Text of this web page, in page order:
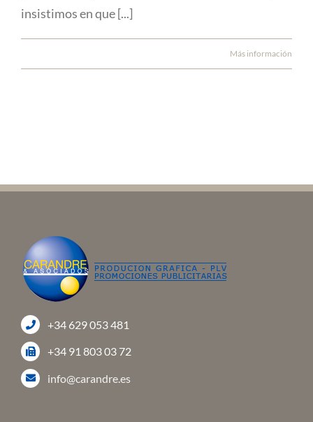
insistimos en que [...]
Más información
+34 629 053 481
+34 91 803 03 72
info@carandre.es